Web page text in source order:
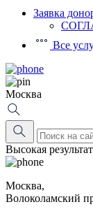
Заявка
Все
Москва
Высокая
Москва,
Волоколамский